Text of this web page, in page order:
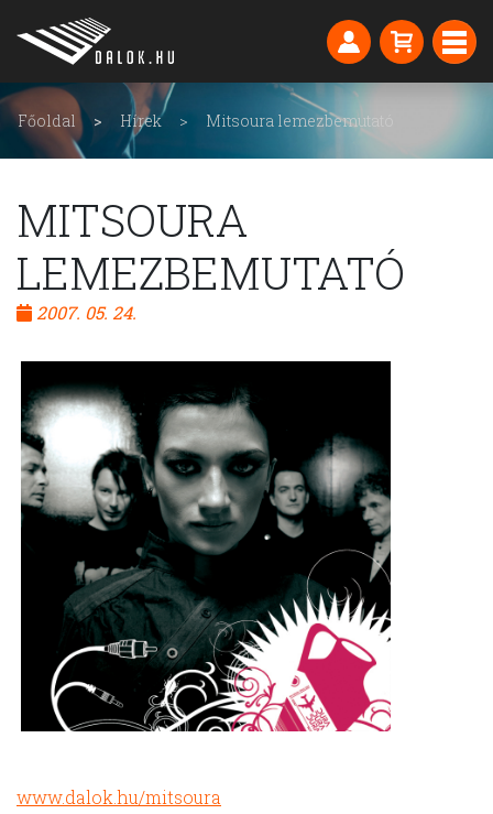
Főoldal Hírek Mitsoura lemezbemutató
MITSOURA
LEMEZBEMUTATÓ
2007. 05. 24.
www.dalok.hu/mitsoura